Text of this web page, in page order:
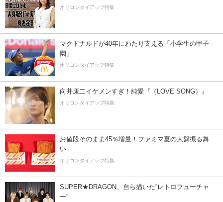
オリコンタイアップ特集
マクドナルドが40年にわたり支える「小学生の甲子
園」
オリコンタイアップ特集
向井康二イケメンすぎ！純愛『（LOVE SONG）』
オリコンタイアップ特集
お値段そのまま45％増量！ファミマ夏の大盤振る舞
い
オリコンタイアップ特集
SUPER★DRAGON、自ら描いた”レトロフューチャ
ー”